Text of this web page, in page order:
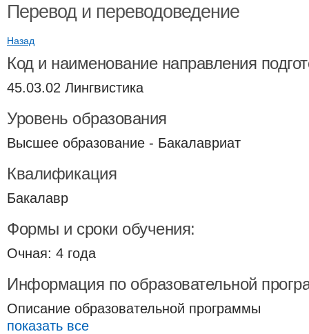
Перевод и переводоведение
Назад
Код и наименование направления
45.03.02 Лингвистика
Уровень образования
Высшее образование - Бакалавриат
Квалификация
Бакалавр
Формы и сроки обучения:
Очная: 4 года
Информация по образовательной
Описание образовательной программы
показать все